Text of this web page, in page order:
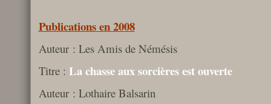
Publications en 2008
Auteur : Les Amis de Némésis
Titre : La chasse aux sorcières est ouverte
Auteur : Lothaire Balsarin